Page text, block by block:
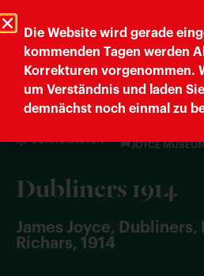
Letteratura
SCHAUKÄSTEN JOYCE
Dubliners 1914
James Joyce, Dubliners,
Richars, 1914
Die Website wird gerade
kommenden Tagen werden
Korrekturen vorgenommen.
um Verständnis und laden
demnächst noch einmal zu